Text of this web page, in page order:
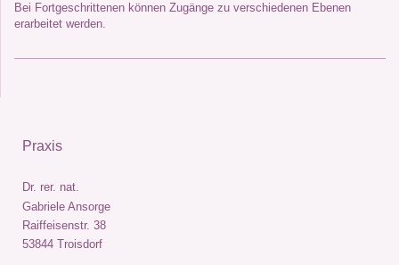
Bei Fortgeschrittenen können Zugänge zu verschiedenen Ebenen
erarbeitet werden.
Praxis
Dr. rer. nat.
Gabriele Ansorge
Raiffeisenstr. 38
53844 Troisdorf